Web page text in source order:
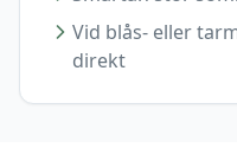
Vid blås- eller
direkt